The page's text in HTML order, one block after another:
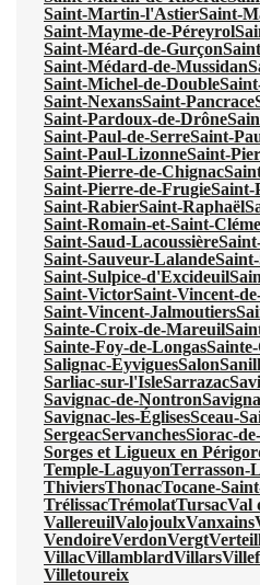
Saint-Martin-l'AstierSaint-
Saint-Mayme-de-Péreyrol
Saint-Méard-de-Gurçon
Saint-Médard-de-Mussidan
Saint-Michel-de-Double
Saint-NexansSaint-Pancrace
Saint-Pardoux-de-Drône
Saint-Paul-de-SerreSaint-
Saint-Paul-LizonneSaint-
Saint-Pierre-de-Chignac
Saint-Pierre-de-FrugieSaint-
Saint-RabierSaint-Raphaël
Saint-Romain-et-Saint-
Saint-Saud-Lacoussière
Saint-Sauveur-Lalande
Saint-Sulpice-d'Excideuil
Saint-VictorSaint-Vincent-
Saint-Vincent-Jalmoutiers
Sainte-Croix-de-Mareuil
Sainte-Foy-de-Longas
Salignac-EyviguesSalon
Sarliac-sur-l'IsleSarrazac
Savignac-de-Nontron
Savignac-les-ÉglisesSceau-
SergeacServanchesSiorac-
Sorges et Ligueux en
Temple-LaguyonTerrasson-
ThiviersThonacTocane-
TrélissacTrémolatTursacVal
VallereuilValojoulxVanxains
VendoireVerdonVergt
VillacVillamblardVillars
Villetoureix